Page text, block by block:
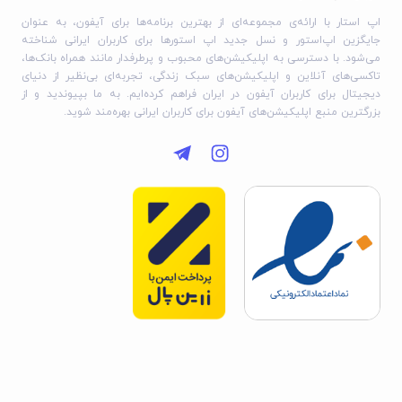
اپ استار با ارائه‌ی مجموعه‌ای از بهترین برنامه‌ها برای آیفون، به عنوان
جایگزین اپ‌استور و نسل جدید اپ استورها برای کاربران ایرانی شناخته
می‌شود. با دسترسی به اپلیکیشن‌های محبوب و پرطرفدار مانند همراه بانک‌ها،
تاکسی‌های آنلاین و اپلیکیشن‌های سبک زندگی، تجربه‌ای بی‌نظیر از دنیای
دیجیتال برای کاربران آیفون در ایران فراهم کرده‌ایم. به ما بپیوندید و از
بزرگترین منبع اپلیکیشن‌های آیفون برای کاربران ایرانی بهره‌مند شوید.